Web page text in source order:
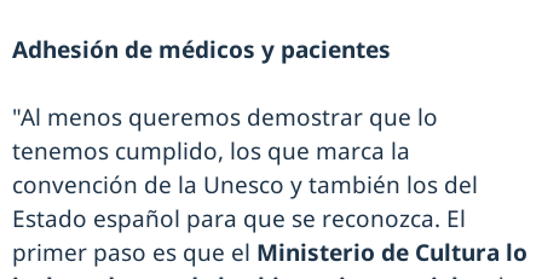
Adhesión de médicos y pacientes
"Al menos queremos demostrar que lo
tenemos cumplido, los que marca la
convención de la Unesco y también los del
Estado español para que se reconozca. El
primer paso es que el Ministerio de Cultura lo